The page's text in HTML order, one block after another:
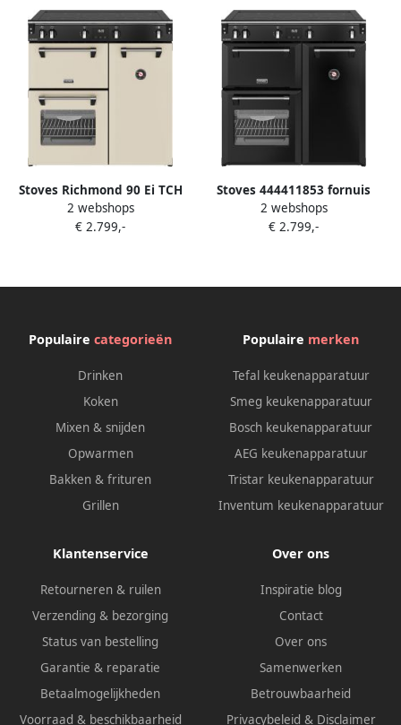
Stoves Richmond 90 Ei TCH
Crème
2 webshops
€ 2.799,-
Stoves 444411853 fornuis
Range-fornuis Electrisch
Inductiekookplaat zones
2 webshops
€ 2.799,-
Populaire categorieën
Drinken
Koken
Mixen & snijden
Opwarmen
Bakken & frituren
Grillen
Populaire merken
Tefal keukenapparatuur
Smeg keukenapparatuur
Bosch keukenapparatuur
AEG keukenapparatuur
Tristar keukenapparatuur
Inventum keukenapparatuur
Klantenservice
Retourneren & ruilen
Verzending & bezorging
Status van bestelling
Garantie & reparatie
Betaalmogelijkheden
Voorraad & beschikbaarheid
Over ons
Inspiratie blog
Contact
Over ons
Samenwerken
Betrouwbaarheid
Privacybeleid & Disclaimer